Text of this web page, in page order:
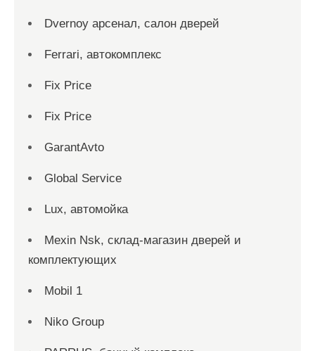
Dvernoy арсенал, салон дверей
Ferrari, автокомплекс
Fix Price
Fix Price
GarantAvto
Global Service
Lux, автомойка
Mexin Nsk, склад-магазин дверей и
комплектующих
Mobil 1
Niko Group